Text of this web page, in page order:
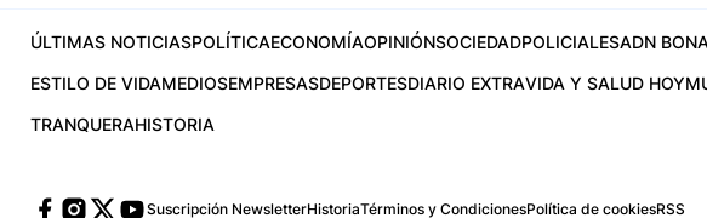
ÚLTIMAS NOTICIASPOLÍTICAECONOMÍAOPINIÓNSOCIEDADPOLICIALESADN
ESTILO DE VIDAMEDIOSEMPRESASDEPORTESDIARIO EXTRAVIDA Y SALUD HOY
TRANQUERAHISTORIA
Suscripción NewsletterHistoriaTérminos y CondicionesPolítica de cookiesRSS